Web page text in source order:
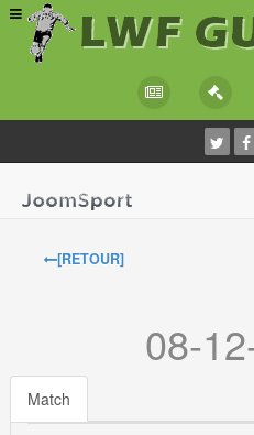
[RETOUR]
08-
Match